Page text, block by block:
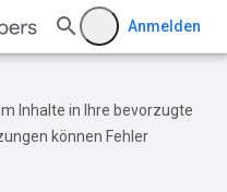
Anmelden
Inhalte in Ihre bevorzugte
können Fehler